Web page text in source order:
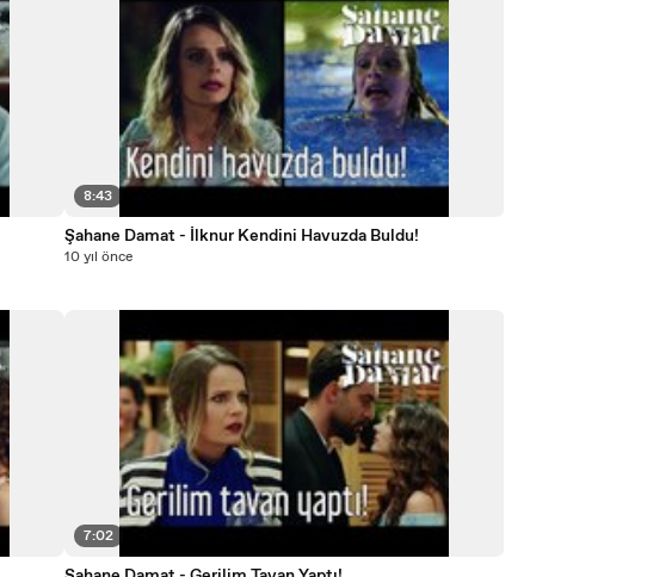
8:43
Şahane Damat - İlknur Kendini Havuzda Buldu!
10 yıl önce
7:02